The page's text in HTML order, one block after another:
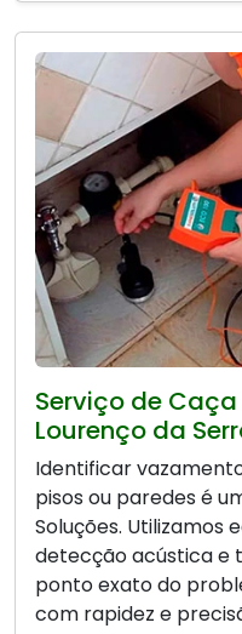
Serviço de
Lourenço da
Identificar
pisos ou paredes é
Soluções. Utilizamos
detecção acústica e
ponto exato do
com rapidez e